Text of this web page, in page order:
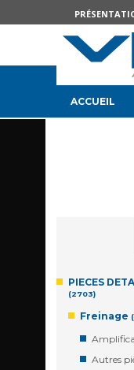
ACCUEIL
PIECES
(2703)
Freinage
Autres